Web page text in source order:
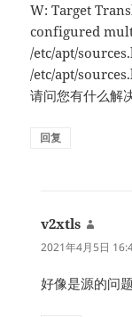
W: Target
configured
/etc/apt/
/etc/apt/
请问您有什么解
回复
v2xtls
道：
2021年4月5日
好像是源的问